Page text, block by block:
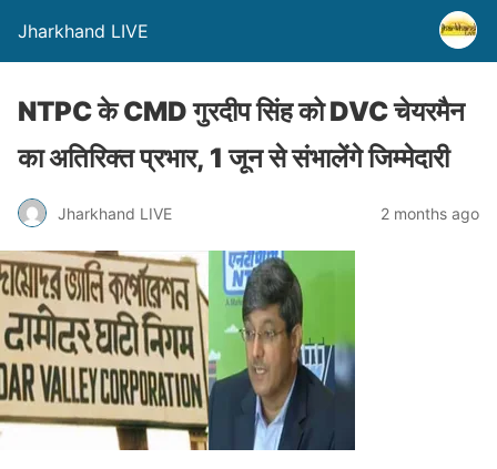
Jharkhand LIVE
NTPC के CMD गुरदीप सिंह को DVC चेयरमैन
का अतिरिक्त प्रभार, 1 जून से संभालेंगे जिम्मेदारी
Jharkhand LIVE 2 months ago